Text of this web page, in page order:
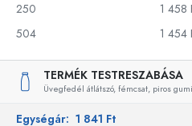
250
1 458
504
1 454
TERMÉK TESTRESZABÁSA
Üvegfedél átlátszó, fémcsat, piros
Egységár: 1 841 Ft